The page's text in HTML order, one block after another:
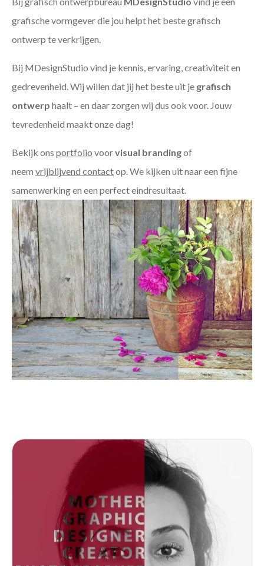
grafische vormgever die jou helpt het beste grafisch
ontwerp te verkrijgen.
Bij MDesignStudio vind je kennis, ervaring, creativiteit en
gedrevenheid. Wij willen dat jij het beste uit je grafisch
ontwerp haalt – en daar zorgen wij dus ook voor. Jouw
tevredenheid maakt onze dag!
Bekijk ons portfolio voorvisual brandingof
neem vrijblijvend contactop. We kijken uit naar een fijne
samenwerking en een perfect eindresultaat.